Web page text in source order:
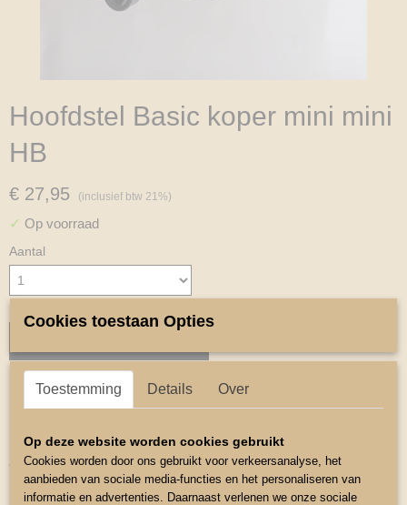
Hoofdstel Basic koper mini mini
HB
€ 27,95 (inclusief btw 21%)
✓ Op voorraad
Aantal
Omschrijving
Zwart hoofdstel met koper kleur fournituren.
Inclusief teugels.
Cookies toestaan Opties
Toestemming Details Over
Op deze website worden cookies gebruikt
Cookies worden door ons gebruikt voor verkeersanalyse, het
aanbieden van sociale media-functies en het personaliseren van
informatie en advertenties. Daarnaast verlenen we onze sociale